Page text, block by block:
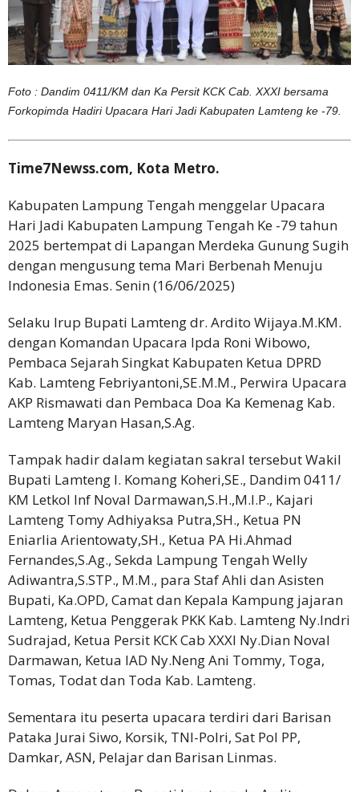
Foto : Dandim 0411/KM dan Ka Persit KCK Cab. XXXI bersama
Forkopimda Hadiri Upacara Hari Jadi Kabupaten Lamteng ke -79.
Time7Newss.com, Kota Metro.
Kabupaten Lampung Tengah menggelar Upacara
Hari Jadi Kabupaten Lampung Tengah Ke -79 tahun
2025 bertempat di Lapangan Merdeka Gunung Sugih
dengan mengusung tema Mari Berbenah Menuju
Indonesia Emas. Senin (16/06/2025)
Selaku Irup Bupati Lamteng dr. Ardito Wijaya.M.KM.
dengan Komandan Upacara Ipda Roni Wibowo,
Pembaca Sejarah Singkat Kabupaten Ketua DPRD
Kab. Lamteng Febriyantoni,SE.M.M., Perwira Upacara
AKP Rismawati dan Pembaca Doa Ka Kemenag Kab.
Lamteng Maryan Hasan,S.Ag.
Tampak hadir dalam kegiatan sakral tersebut Wakil
Bupati Lamteng l. Komang Koheri,SE., Dandim 0411/
KM Letkol lnf Noval Darmawan,S.H.,M.I.P., Kajari
Lamteng Tomy Adhiyaksa Putra,SH., Ketua PN
Eniarlia Arientowaty,SH., Ketua PA Hi.Ahmad
Fernandes,S.Ag., Sekda Lampung Tengah Welly
Adiwantra,S.STP., M.M., para Staf Ahli dan Asisten
Bupati, Ka.OPD, Camat dan Kepala Kampung jajaran
Lamteng, Ketua Penggerak PKK Kab. Lamteng Ny.Indri
Sudrajad, Ketua Persit KCK Cab XXXI Ny.Dian Noval
Darmawan, Ketua IAD Ny.Neng Ani Tommy, Toga,
Tomas, Todat dan Toda Kab. Lamteng.
Sementara itu peserta upacara terdiri dari Barisan
Pataka Jurai Siwo, Korsik, TNI-Polri, Sat Pol PP,
Damkar, ASN, Pelajar dan Barisan Linmas.